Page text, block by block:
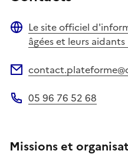
Site web
Le site officiel
âgées et leurs aidants
05 96 76 52 68
Missions et